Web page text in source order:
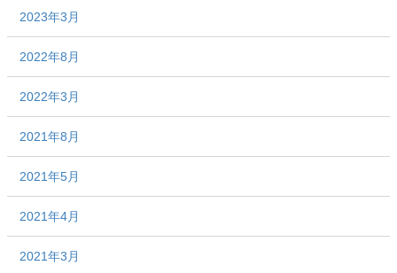
2023年3月
2022年8月
2022年3月
2021年8月
2021年5月
2021年4月
2021年3月